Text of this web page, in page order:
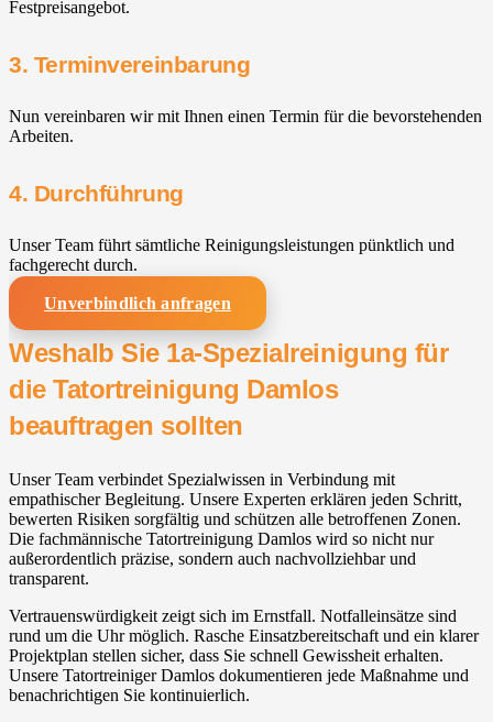
Festpreisangebot.
3. Terminvereinbarung
Nun vereinbaren wir mit Ihnen einen Termin für die bevorstehenden
Arbeiten.
4. Durchführung
Unser Team führt sämtliche Reinigungsleistungen pünktlich und
fachgerecht durch.
Unverbindlich anfragen
Weshalb Sie 1a-Spezialreinigung für
die Tatortreinigung Damlos
beauftragen sollten
Unser Team verbindet Spezialwissen in Verbindung mit
empathischer Begleitung. Unsere Experten erklären jeden Schritt,
bewerten Risiken sorgfältig und schützen alle betroffenen Zonen.
Die fachmännische Tatortreinigung Damlos wird so nicht nur
außerordentlich präzise, sondern auch nachvollziehbar und
transparent.
Vertrauenswürdigkeit zeigt sich im Ernstfall. Notfalleinsätze sind
rund um die Uhr möglich. Rasche Einsatzbereitschaft und ein klarer
Projektplan stellen sicher, dass Sie schnell Gewissheit erhalten.
Unsere Tatortreiniger Damlos dokumentieren jede Maßnahme und
benachrichtigen Sie kontinuierlich.